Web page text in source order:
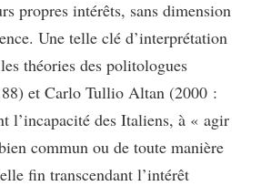
propres intérêts, sans dimension
Une telle clé d’interprétation
théories des politologues
et Carlo Tullio Altan (2000 :
l’incapacité des Italiens, à « agir
commun ou de toute manière
fin transcendant l’intérêt